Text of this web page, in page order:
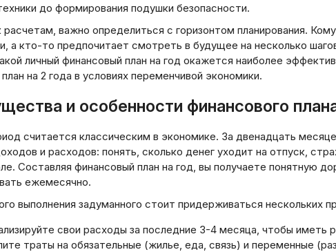
до формирования подушки безопасности.
расчетам, важно определиться с горизонтом планирования.
а кто-то предпочитает смотреть в будущее на несколько
личный финансовый план на год окажется наиболее
на 2 года в условиях переменчивой экономики.
и особенности финансового
считается классическим в экономике. За двенадцать
и расходов: понять, сколько денег уходит на отпуск,
Составляя финансовый план на год, вы получаете понятную
ежемесячно.
выполнения задуманного стоит придерживаться нескольких
свои расходы за последние 3-4 месяца, чтобы иметь
траты на обязательные (жилье, еда, связь) и переменные